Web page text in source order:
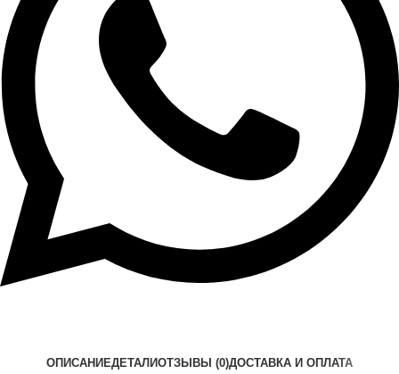
ОПИСАНИЕДЕТАЛИОТЗЫВЫ (0)ДОСТАВКА И ОПЛАТА